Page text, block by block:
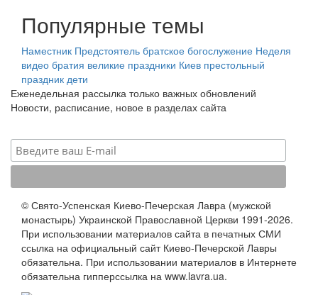
Популярные темы
Наместник Предстоятель братское богослужение Неделя
видео братия великие праздники Киев престольный
праздник дети
Еженедельная рассылка только важных обновлений
Новости, расписание, новое в разделах сайта
© Свято-Успенская Киево-Печерская Лавра (мужской
монастырь) Украинской Православной Церкви 1991-2026.
При использовании материалов сайта в печатных СМИ
ссылка на официальный сайт Киево-Печерской Лавры
обязательна. При использовании материалов в Интернете
обязательна гипперссылка на www.lavra.ua.